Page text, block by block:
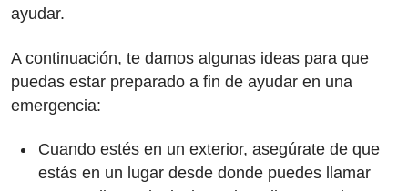
ayudar.
A continuación, te damos algunas ideas para que
puedas estar preparado a fin de ayudar en una
emergencia:
Cuando estés en un exterior, asegúrate de que
estás en un lugar desde donde puedes llamar